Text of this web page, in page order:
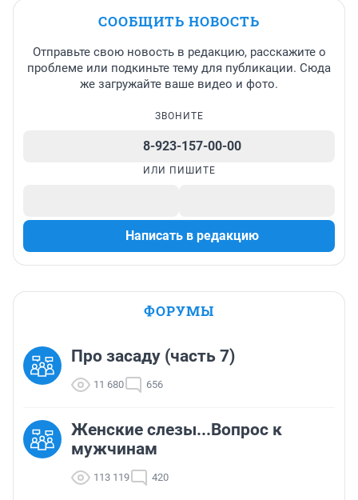
СООБЩИТЬ НОВОСТЬ
Отправьте свою новость в редакцию, расскажите о
проблеме или подкиньте тему для публикации. Сюда
же загружайте ваше видео и фото.
ЗВОНИТЕ
8-923-157-00-00
ИЛИ ПИШИТЕ
Написать в редакцию
ФОРУМЫ
Про засаду (часть 7)
11 680 656
Женские слезы...Вопрос к
мужчинам
113 119 420